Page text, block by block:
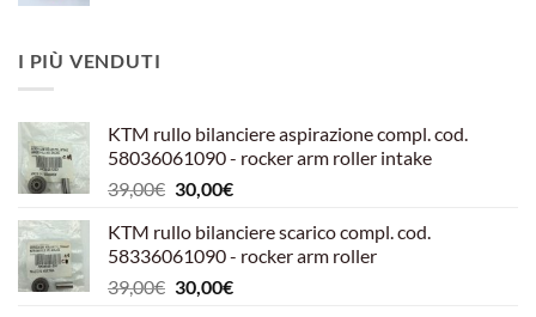
I PIÙ VENDUTI
KTM rullo bilanciere aspirazione compl. cod.
58036061090 - rocker arm roller intake
39,00€ Il
originale
era:
39,00€.
30,00€Il
attuale
è:
30,00€.
KTM rullo bilanciere scarico compl. cod.
58336061090 - rocker arm roller
39,00€ Il
30,00€Il